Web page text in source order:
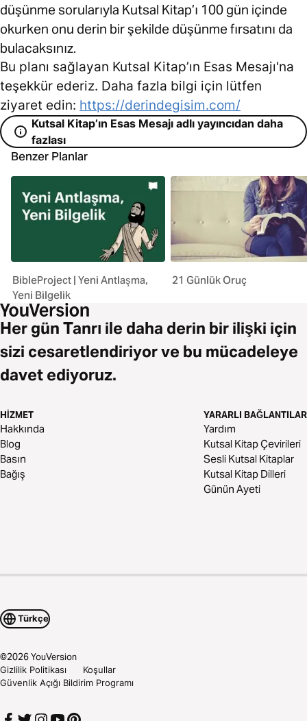
düşünme sorularıyla Kutsal Kitap’ı 100 gün içinde
okurken onu derin bir şekilde düşünme fırsatını da
bulacaksınız.
Bu planı sağlayan Kutsal Kitap’ın Esas Mesajı'na
teşekkür ederiz. Daha fazla bilgi için lütfen
ziyaret edin: https://derindegisim.com/
Kutsal Kitap’ın Esas Mesajı adlı yayıncıdan daha
fazlası
Benzer Planlar
BibleProject | Yeni Antlaşma,
Yeni Bilgelik
21 Günlük Oruç
Her gün Tanrı ile daha derin bir ilişki için
sizi cesaretlendiriyor ve bu mücadeleye
davet ediyoruz.
HIZMET
Hakkında
Blog
Basın
Bağış
YARARLI BAĞLANTILAR
Yardım
Kutsal Kitap Çevirileri
Sesli Kutsal Kitaplar
Kutsal Kitap Dilleri
Günün Ayeti
Türkçe
©2026YouVersion
Gizlilik Politikası
Koşullar
Güvenlik Açığı Bildirim Programı